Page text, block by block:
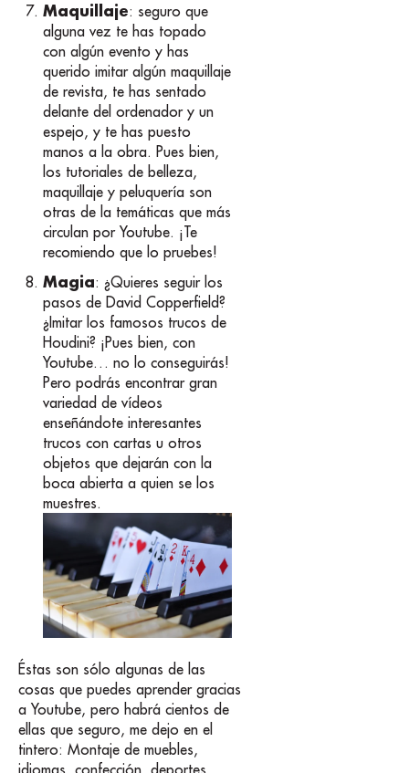
Maquillaje: seguro que
alguna vez te has topado
con algún evento y has
querido imitar algún maquillaje
de revista, te has sentado
delante del ordenador y un
espejo, y te has puesto
manos a la obra. Pues bien,
los tutoriales de belleza,
maquillaje y peluquería son
otras de la temáticas que más
circulan por Youtube. ¡Te
recomiendo que lo pruebes!
Magia: ¿Quieres seguir los
pasos de David Copperfield?
¿Imitar los famosos trucos de
Houdini? ¡Pues bien, con
Youtube… no lo conseguirás!
Pero podrás encontrar gran
variedad de vídeos
enseñándote interesantes
trucos con cartas u otros
objetos que dejarán con la
boca abierta a quien se los
muestres.
Éstas son sólo algunas de las
cosas que puedes aprender gracias
a Youtube, pero habrá cientos de
ellas que seguro, me dejo en el
tintero: Montaje de muebles,
idiomas, confección, deportes,